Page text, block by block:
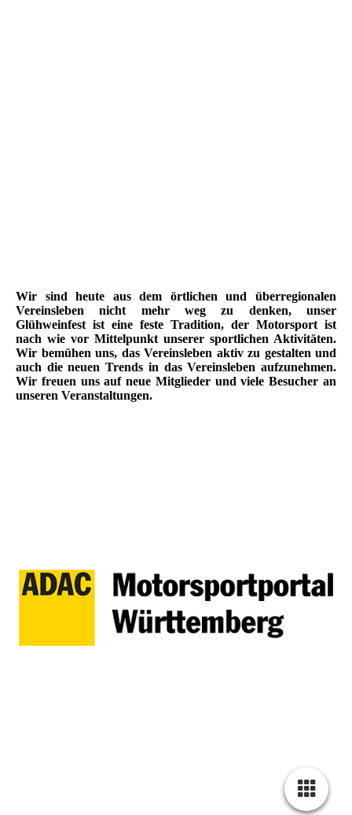
Wir sind heute aus dem örtlichen und überregionalen
Vereinsleben nicht mehr weg zu denken, unser
Glühweinfest ist eine feste Tradition, der Motorsport ist
nach wie vor Mittelpunkt unserer sportlichen Aktivitäten.
Wir bemühen uns, das Vereinsleben aktiv zu gestalten und
auch die neuen Trends in das Vereinsleben aufzunehmen.
Wir freuen uns auf neue Mitglieder und viele Besucher an
unseren Veranstaltungen.